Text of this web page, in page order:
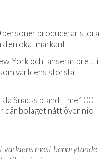
personer producerar stora
ökat markant.
York och lanserar brett i
världens största
Snacks bland Time100
där bolaget nått över nio
världens mest banbrytande